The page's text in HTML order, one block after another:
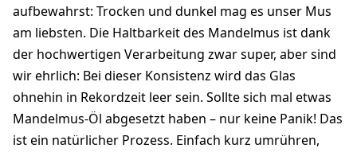
aufbewahrst: Trocken und dunkel mag es unser Mus
am liebsten. Die Haltbarkeit des Mandelmus ist dank
der hochwertigen Verarbeitung zwar super, aber sind
wir ehrlich: Bei dieser Konsistenz wird das Glas
ohnehin in Rekordzeit leer sein. Sollte sich mal etwas
Mandelmus-Öl abgesetzt haben – nur keine Panik! Das
ist ein natürlicher Prozess. Einfach kurz umrühren,